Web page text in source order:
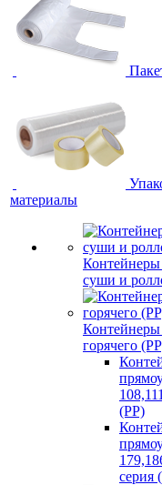
материалы
Контейнеры
суши и
Контейнеры
горячего
(PP)
серия